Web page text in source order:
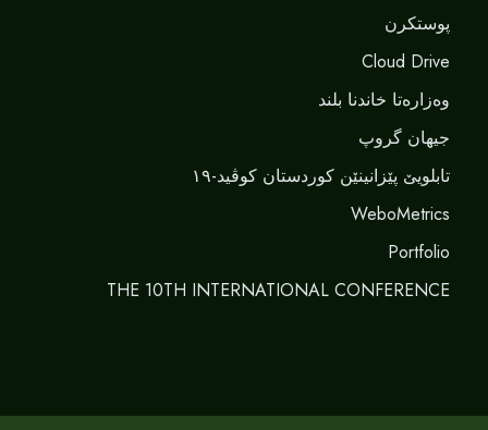
پوستکرن
Cloud Drive
وەزارەتا خاندنا بلند
جیهان گروپ
تابلویێ پێزانینێن کوردستان کوڤید-١٩
WeboMetrics
Portfolio
THE 10TH INTERNATIONAL CONFERENCE